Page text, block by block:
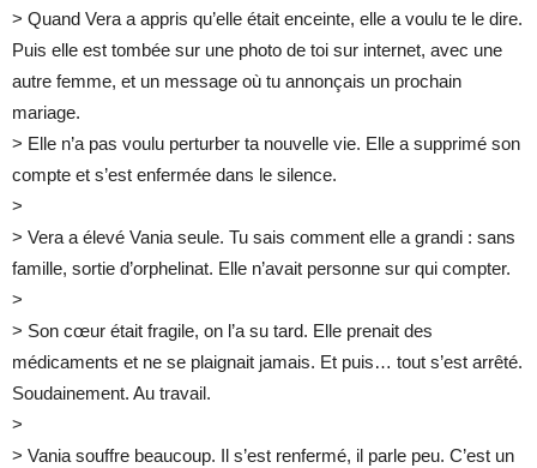
> Quand Vera a appris qu’elle était enceinte, elle a voulu te le dire.
Puis elle est tombée sur une photo de toi sur internet, avec une
autre femme, et un message où tu annonçais un prochain
mariage.
> Elle n’a pas voulu perturber ta nouvelle vie. Elle a supprimé son
compte et s’est enfermée dans le silence.
>
> Vera a élevé Vania seule. Tu sais comment elle a grandi : sans
famille, sortie d’orphelinat. Elle n’avait personne sur qui compter.
>
> Son cœur était fragile, on l’a su tard. Elle prenait des
médicaments et ne se plaignait jamais. Et puis… tout s’est arrêté.
Soudainement. Au travail.
>
> Vania souffre beaucoup. Il s’est renfermé, il parle peu. C’est un